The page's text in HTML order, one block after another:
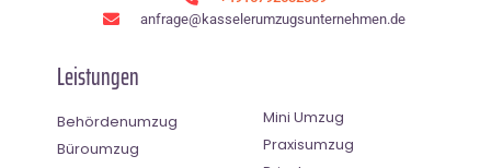
anfrage@kasselerumzugsunternehmen.de
Leistungen
Behördenumzug
Büroumzug
Mini Umzug
Praxisumzug